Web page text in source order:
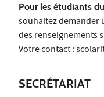
Pour les étudiants
souhaitez demander
des renseignements
Votre contact :
SECRÉTARIAT